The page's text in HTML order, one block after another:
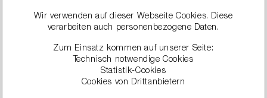
DENIM HEMDJACKE
POPELINEBLUSE MIT
BALLONÄRMELN
Wir verwenden auf dieser Webseite Cookies. Diese
verarbeiten auch personenbezogene Daten.
Zum Einsatz kommen auf unserer Seite:
Technisch notwendige Cookies
Statistik-Cookies
Cookies von Drittanbietern